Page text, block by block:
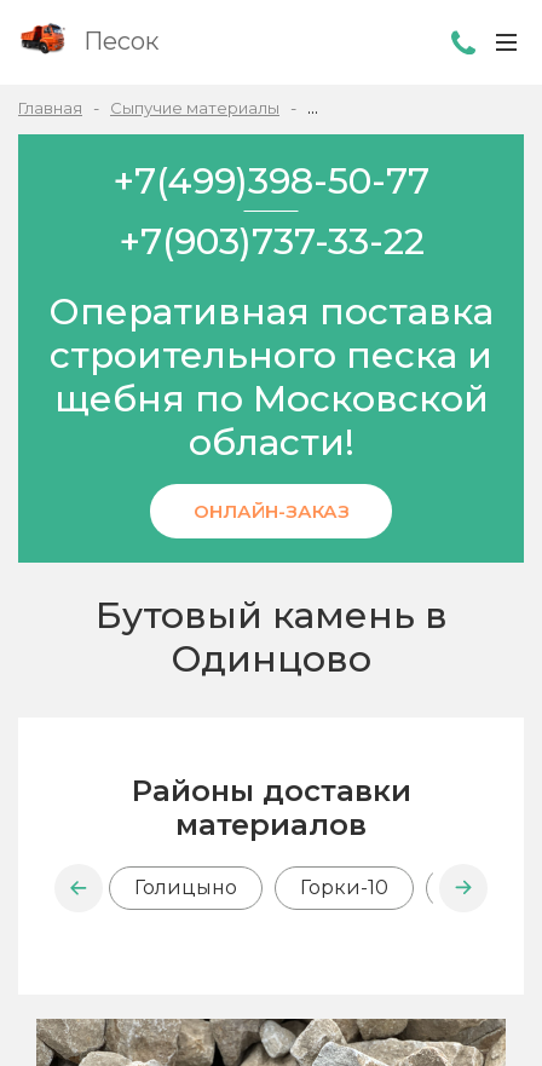
Песок
Главная Сыпучие материалы Бутовый камень в Одинцово
+7(499)398-50-77
+7(903)737-33-22
Оперативная поставка
строительного песка и
щебня по Московской
области!
ОНЛАЙН-ЗАКАЗ
Бутовый камень в
Одинцово
Районы доставки
материалов
Голицыно Горки-10